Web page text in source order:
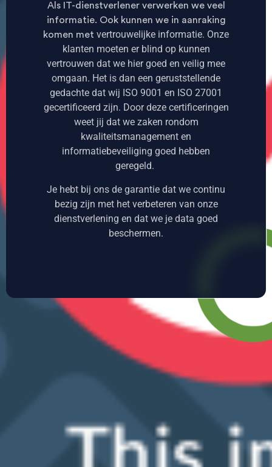
Als IT-dienstverlener verwerken we veel
informatie. Ook kunnen we in aanraking
komen met vertrouwelijke informatie. Onze
klanten moeten er blind op kunnen
vertrouwen dat we hier goed en veilig mee
omgaan. Het is dan een geruststellende
gedachte dat wij ISO 9001 en ISO 27001
gecertificeerd zijn. Door deze certificeringen
weet jij dat we zaken rondom
kwaliteitsmanagement en
informatiebeveiliging goed hebben
geregeld.
Je hebt bij ons de garantie dat we continu
bezig zijn met het verbeteren van onze
dienstverlening en dat we je data goed
beschermen.